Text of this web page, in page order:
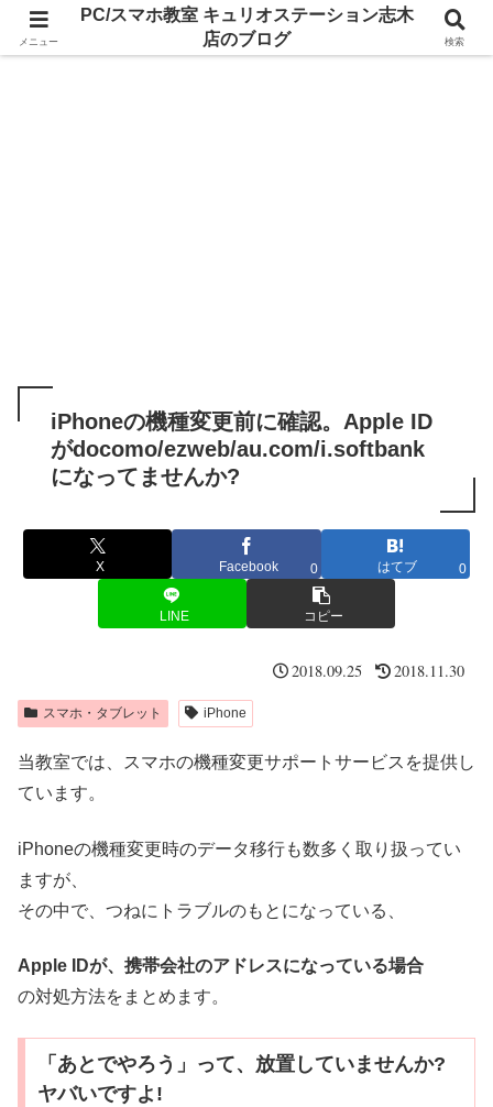
iPhoneの機種変更前に確認。Apple ID
がdocomo/ezweb/au.com/i.softbank
になってませんか?
X Facebook 0 はてブ 0
LINE コピー
2018.09.25 2018.11.30
スマホ・タブレット iPhone
当教室では、スマホの機種変更サポートサービスを提供し
ています。
iPhoneの機種変更時のデータ移行も数多く取り扱ってい
ますが、
その中で、つねにトラブルのもとになっている、
Apple IDが、携帯会社のアドレスになっている場合
の対処方法をまとめます。
「あとでやろう」って、放置していませんか?
ヤバいですよ!
メニュー
PC/スマホ教室 キュリオステーション志木
店のブログ
検索